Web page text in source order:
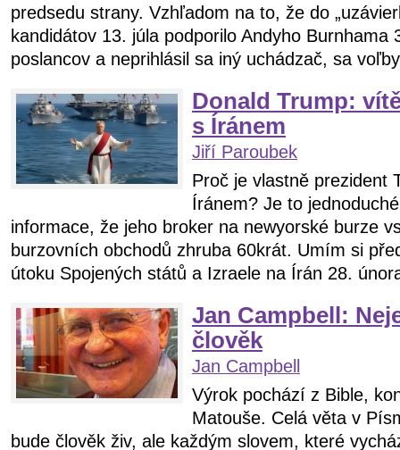
predsedu strany. Vzhľadom na to, že do
kandidátov 13. júla podporilo Andyho Burnhama
poslancov a neprihlásil sa iný uchádzač, sa
Donald Trump:
s Íránem
Jiří Paroubek
Proč je vlastně prezident
Íránem? Je to
informace, že jeho broker na newyorské burze
burzovních obchodů zhruba 60krát. Umím si
útoku Spojených států a Izraele na Írán 28.
Jan Campbell:
člověk
Jan Campbell
Výrok pochází z Bible,
Matouše. Celá věta v
bude člověk živ, ale každým slovem, které